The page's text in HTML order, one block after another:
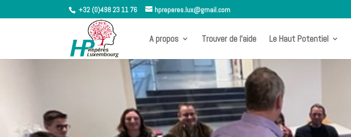
+32 (0)498 23 11 76 hpreperes.lux@gmail.com
A propos Trouver de l’aide Le Haut Potentiel